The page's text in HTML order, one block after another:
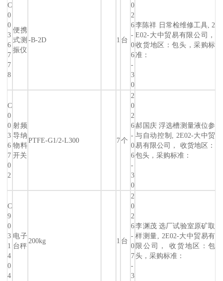
C
0
0
3
6
7
7
8
便携
式测
振仪
-B-2D 1 台
0
2
6
-
0
6
-
3
0
李陈祥 日常检维修工具, 2
E02-大中贸易有限公司，
收货地区：包头，采购标
准：
C
0
0
3
6
7
0
2
射频
导纳
物料
开关
PTFE-G1/2-L300 7个
2
0
2
6
-
0
6
-
3
0
郝国庆 浮选槽测量液位参
与自动控制, 2E02-大中贸
易有限公司， 收货地区：
包头，采购标准：
C
9
0
3
1
4
0
4
电子
台秤
200kg 1 台
2
0
2
6
-
0
7
-
3
李渊茂 选厂试验室原矿取
样测量, 2E02-大中贸易有
限公司， 收货地区：包
头，采购标准：